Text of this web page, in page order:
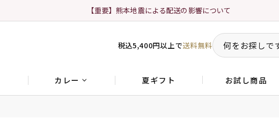
【重要】熊本地震による配送の影響について
税込5,400円以上で送料無料
カレー 夏ギフト お試し商品